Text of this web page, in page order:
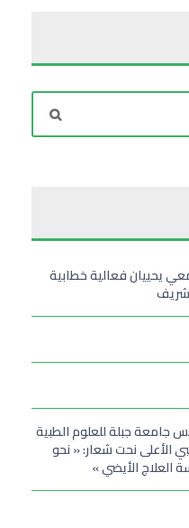
يحييان فعالية خطابية
جامعة جبلة للعلوم الطبية
الأعلى نحت شعار: « نحو
العلاج الأيضي »